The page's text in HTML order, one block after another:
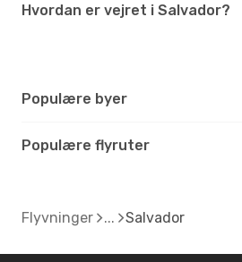
Hvordan er vejret i Salvador?
Populære byer
Populære flyruter
Flyvninger Salvador